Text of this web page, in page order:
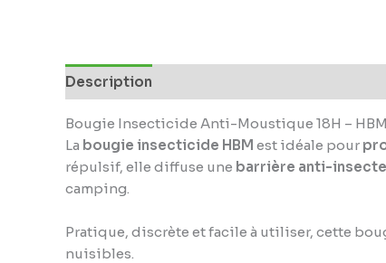
Description
Bougie Insecticide Anti-Moustique 18H – HBM
La bougie insecticide HBM est idéale pour
répulsif, elle diffuse une barrière anti-
camping.
Pratique, discrète et facile à utiliser, cette
nuisibles.